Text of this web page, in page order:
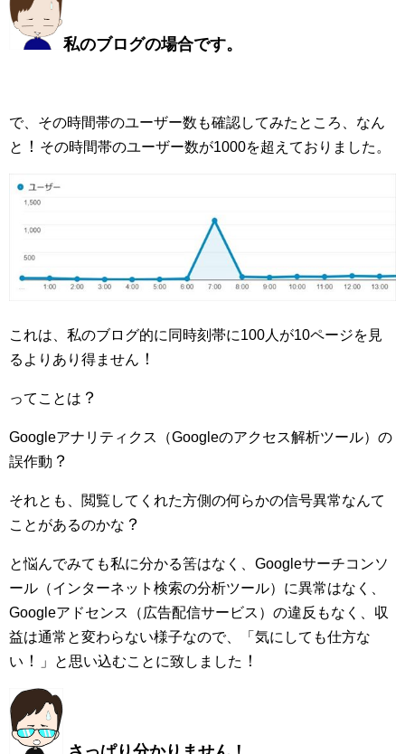
私のブログの場合です。
で、その時間帯のユーザー数も確認してみたところ、なん
と ！ その時間帯のユーザー数が1000を超えておりました。
これは、私のブログ的に同時刻帯に100人が10ページを見
るよりあり得ません ！
ってことは ？
Googleアナリティクス（Googleのアクセス解析ツール）の
誤作動 ？
それとも、閲覧してくれた方側の何らかの信号異常なんて
ことがあるのかな ？
と悩んでみても私に分かる筈はなく、Googleサーチコンソ
ール（インターネット検索の分析ツール）に異常はなく、
Googleアドセンス（広告配信サービス）の違反もなく、収
益は通常と変わらない様子なので、「気にしても仕方な
い ！ 」と思い込むことに致しました ！